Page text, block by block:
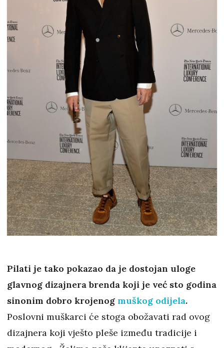
Pilati je tako pokazao da je dostojan uloge
glavnog dizajnera brenda koji je već sto godina
sinonim dobro krojenog muškog odijela.
Poslovni muškarci će stoga obožavati rad ovog
dizajnera koji vješto pleše između tradicije i